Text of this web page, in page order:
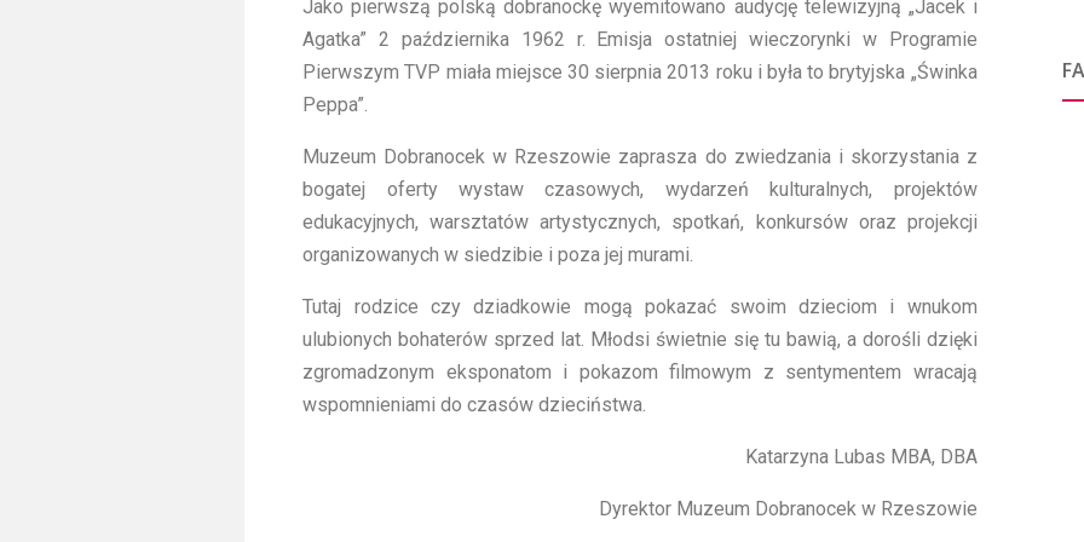
Jako pierwszą polską dobranockę wyemitowano audycję telewizyjną „Jacek i
Agatka” 2 października 1962 r. Emisja ostatniej wieczorynki w Programie
Pierwszym TVP miała miejsce 30 sierpnia 2013 roku i była to brytyjska „Świnka
Peppa”.
Muzeum Dobranocek w Rzeszowie zaprasza do zwiedzania i skorzystania z
bogatej oferty wystaw czasowych, wydarzeń kulturalnych, projektów
edukacyjnych, warsztatów artystycznych, spotkań, konkursów oraz projekcji
organizowanych w siedzibie i poza jej murami.
Tutaj rodzice czy dziadkowie mogą pokazać swoim dzieciom i wnukom
ulubionych bohaterów sprzed lat. Młodsi świetnie się tu bawią, a dorośli dzięki
zgromadzonym eksponatom i pokazom filmowym z sentymentem wracają
wspomnieniami do czasów dzieciństwa.
Katarzyna Lubas MBA, DBA
Dyrektor Muzeum Dobranocek w Rzeszowie